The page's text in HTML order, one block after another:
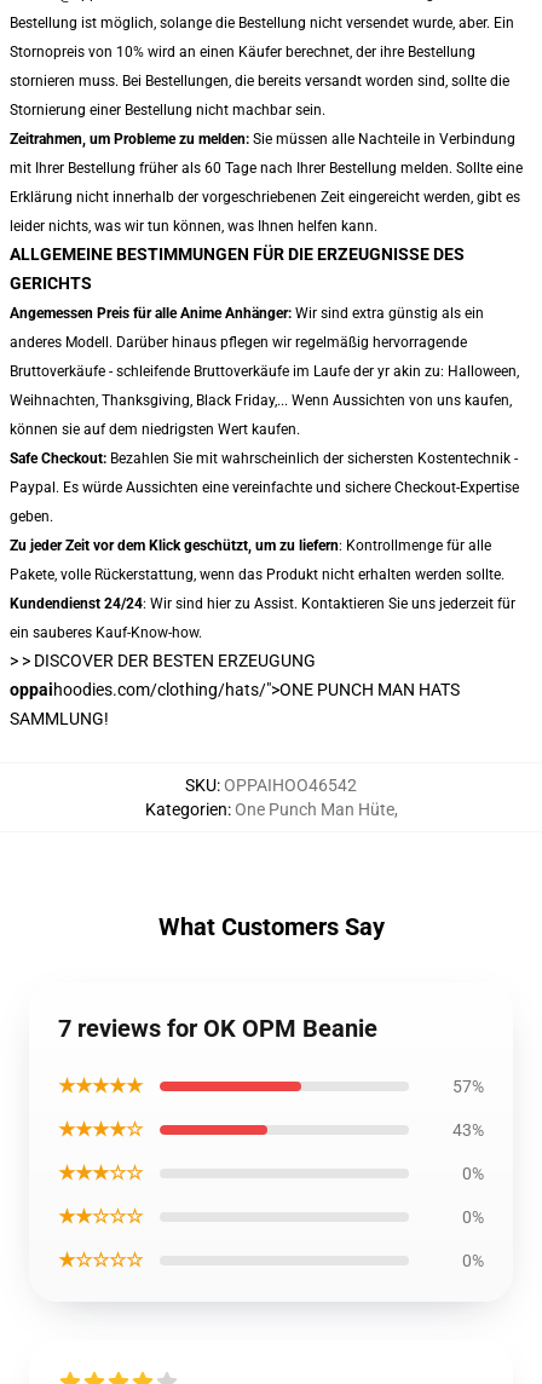
Bestellung ist möglich, solange die Bestellung nicht versendet wurde, aber. Ein
Stornopreis von 10% wird an einen Käufer berechnet, der ihre Bestellung
stornieren muss. Bei Bestellungen, die bereits versandt worden sind, sollte die
Stornierung einer Bestellung nicht machbar sein.
Zeitrahmen, um Probleme zu melden: Sie müssen alle Nachteile in Verbindung
mit Ihrer Bestellung früher als 60 Tage nach Ihrer Bestellung melden. Sollte eine
Erklärung nicht innerhalb der vorgeschriebenen Zeit eingereicht werden, gibt es
leider nichts, was wir tun können, was Ihnen helfen kann.
ALLGEMEINE BESTIMMUNGEN FÜR DIE ERZEUGNISSE DES
GERICHTS
Angemessen Preis für alle Anime Anhänger: Wir sind extra günstig als ein
anderes Modell. Darüber hinaus pflegen wir regelmäßig hervorragende
Bruttoverkäufe - schleifende Bruttoverkäufe im Laufe der yr akin zu: Halloween,
Weihnachten, Thanksgiving, Black Friday,... Wenn Aussichten von uns kaufen,
können sie auf dem niedrigsten Wert kaufen.
Safe Checkout: Bezahlen Sie mit wahrscheinlich der sichersten Kostentechnik -
Paypal. Es würde Aussichten eine vereinfachte und sichere Checkout-Expertise
geben.
Zu jeder Zeit vor dem Klick geschützt, um zu liefern: Kontrollmenge für alle
Pakete, volle Rückerstattung, wenn das Produkt nicht erhalten werden sollte.
Kundendienst 24/24: Wir sind hier zu Assist. Kontaktieren Sie uns jederzeit für
ein sauberes Kauf-Know-how.
> > DISCOVER DER BESTEN ERZEUGUNG
oppaihoodies.com/clothing/hats/">ONE PUNCH MAN HATS
SAMMLUNG!
SKU:OPPAIHOO46542
Kategorien:One Punch Man Hüte,
What Customers Say
7 reviews for OK OPM Beanie
★★★★★ 57%
★★★★☆ 43%
★★★☆☆ 0%
★★☆☆☆ 0%
★☆☆☆☆ 0%